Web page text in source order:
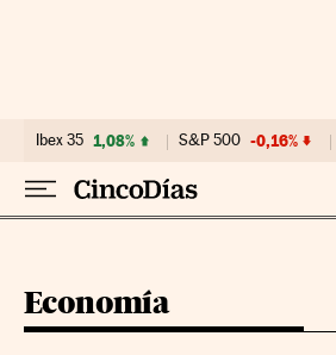
Ibex 35 1,08% S&P 500 -0,16%
Economía